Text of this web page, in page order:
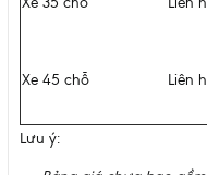
Xe 45 chỗ Liên
Lưu ý: